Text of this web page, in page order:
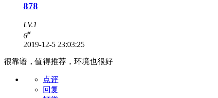
878
LV.1
6#
2019-12-5 23:03:25
很靠谱，值得推荐，环境也很好
点评
回复